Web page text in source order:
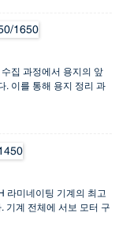
운송에 오랫동안 선호
상자는 포장 기술의 빠
Pro는 기존 접착기의
집 과정에서 용지의 앞
. 이를 통해 용지 정리 과
를 절감하고 작업 효율을
정돈되게 쌓아 올려 혼
욱 쾌적하고 편리한 작
라미네이팅 기계의 최고
기계 전체에 서보 모터 구
장합니다. 상단 시트는
위치 조정이 가능합니